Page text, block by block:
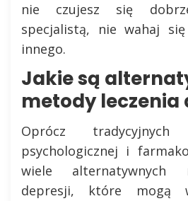
nie czujesz się
specjalistą, nie wahaj
innego.
Jakie są
metody leczenia
Oprócz
psychologicznej i
wiele alternatywnych
depresji, które mogą